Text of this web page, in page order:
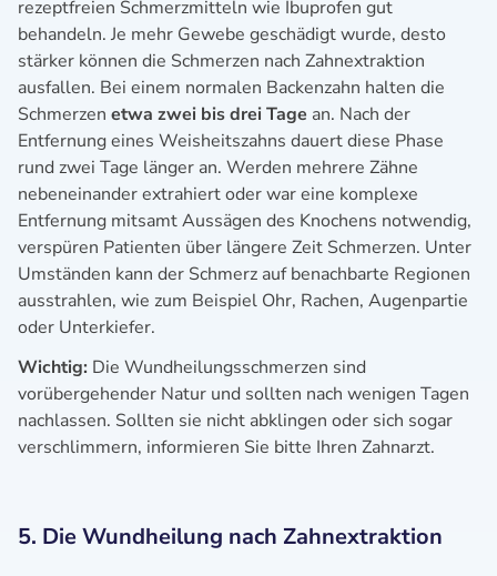
rezeptfreien Schmerzmitteln wie Ibuprofen gut
behandeln. Je mehr Gewebe geschädigt wurde, desto
stärker können die Schmerzen nach Zahnextraktion
ausfallen. Bei einem normalen Backenzahn halten die
Schmerzen etwa zwei bis drei Tage an. Nach der
Entfernung eines Weisheitszahns dauert diese Phase
rund zwei Tage länger an. Werden mehrere Zähne
nebeneinander extrahiert oder war eine komplexe
Entfernung mitsamt Aussägen des Knochens notwendig,
verspüren Patienten über längere Zeit Schmerzen. Unter
Umständen kann der Schmerz auf benachbarte Regionen
ausstrahlen, wie zum Beispiel Ohr, Rachen, Augenpartie
oder Unterkiefer.
Wichtig: Die Wundheilungsschmerzen sind
vorübergehender Natur und sollten nach wenigen Tagen
nachlassen. Sollten sie nicht abklingen oder sich sogar
verschlimmern, informieren Sie bitte Ihren Zahnarzt.
5. Die Wundheilung nach Zahnextraktion